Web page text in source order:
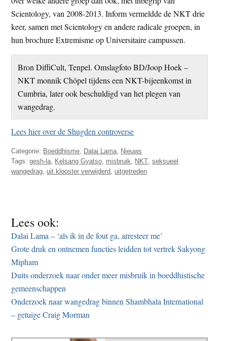
Scientology, van 2008-2013. Inform vermeldde de NKT drie
keer, samen met Scientology en andere radicale groepen, in
hun brochure Extremisme op Universitaire campussen.
Bron DiffiCult, Tenpel. Omslagfoto BD/Joop Hoek –
NKT monnik Chöpel tijdens een NKT-bijeenkomst in
Cumbria, later ook beschuldigd van het plegen van
wangedrag.
Lees hier over de Shugden controverse
Categorie: Boeddhisme, Dalai Lama, Nieuws
Tags:gesh-la, Kelsang Gyatso, misbruik, NKT,seksueel
wangedrag,uit klooster verwijderd,uitgetreden
Lees ook:
Dalai Lama – ‘als ik in de fout ga, arresteer me’
Grote druk en ontnemen functies leidden tot vertrek Sakyong
Mipham
Duits onderzoek naar onder meer misbruik in boeddhistische
gemeenschappen
Onderzoek naar wangedrag binnen Shambhala International
– getuige Craig Morman